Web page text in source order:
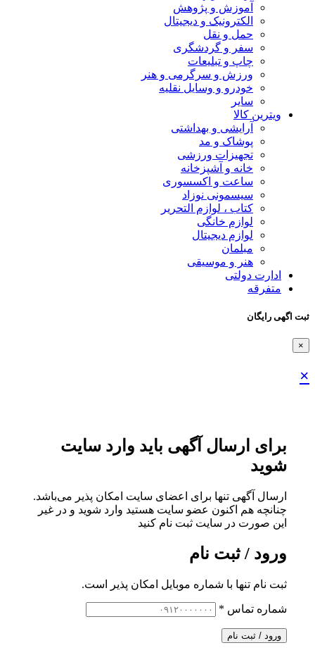
آموزش و پژوهش
الکترونیک و دیجیتال
حمل و نقل
سفر و گردشگری
چاپ و تبلیعات
ورزش و سرگرمی و هنر
خودرو و وسایل نقلیه
سایر
ویترین کالا
آرایشی و بهداشتی
پوشاک و مد
تجهیزات ورزشی
خانه و آشپزخانه
ساعت و اکسسوری
سیسمونی نوزاد
کتاب ، لوازم التحریر
لوازم خانگی
لوازم دیجیتال
مبلمان
هنر و موسیقی
ادارت دولتی
متفرقه
ثبت اگهی رایگان
×
×
برای ارسال آگهی باید وارد سایت
شوید
ارسال آگهی تنها برای اعضای سایت امکان پذیر می‌باشد.
چنانچه هم‌ اکنون عضو سایت هستید وارد شوید و در غیر
این صورت در سایت ثبت نام کنید
ورود / ثبت نام
ثبت نام تنها با شماره موبایل امکان پذیر است.
شماره تماس *
ورود / ثبت نام